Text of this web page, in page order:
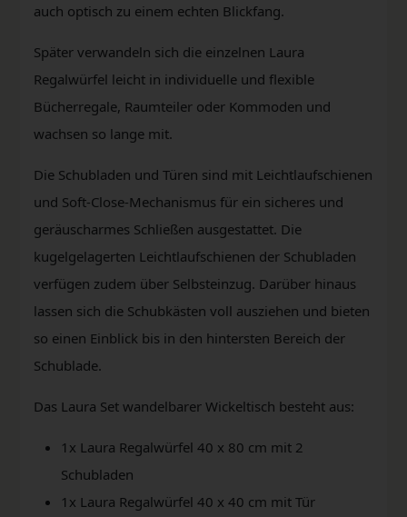
auch optisch zu einem echten Blickfang.
Später verwandeln sich die einzelnen Laura
Regalwürfel leicht in individuelle und flexible
Bücherregale, Raumteiler oder Kommoden und
wachsen so lange mit.
Die Schubladen und Türen sind mit Leichtlaufschienen
und Soft-Close-Mechanismus für ein sicheres und
geräuscharmes Schließen ausgestattet. Die
kugelgelagerten Leichtlaufschienen der Schubladen
verfügen zudem über Selbsteinzug. Darüber hinaus
lassen sich die Schubkästen voll ausziehen und bieten
so einen Einblick bis in den hintersten Bereich der
Schublade.
Das Laura Set wandelbarer Wickeltisch besteht aus:
1x Laura Regalwürfel 40 x 80 cm mit 2
Schubladen
1x Laura Regalwürfel 40 x 40 cm mit Tür